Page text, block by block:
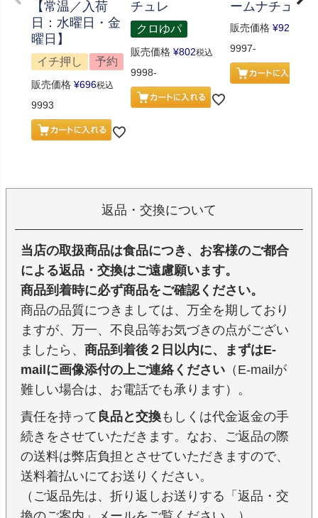
【常温／入荷
日：水曜日・金
曜日】
イチ押し 予約
販売価格 ¥696税込
9993
チュレ
クロゆパ
販売価格 ¥802税込
9998-
ームナチュレ
販売価格 ¥926
9997-
返品・交換について
当店の取扱商品は食品につき、お客様のご都合
による返品・交換はご遠慮願います。
商品到着時に必ず商品をご確認ください。
商品の品質につきましては、万全を期しており
ますが、万一、不良品等お気づきの点がござい
ましたら、 商品到着後２日以内に、まずはE-
mailに画像添付の上ご連絡ください （E-mailが
難しい場合は、お電話でも承ります）。
責任を持って 良品と交換もしくは代金返金の手
続きをさせていただきます。なお、ご返品の際
の送料は弊店負担とさせていただきますので、
送料着払いにてお送りください。
（ご返品先は、折り返しお送りする「返品・交